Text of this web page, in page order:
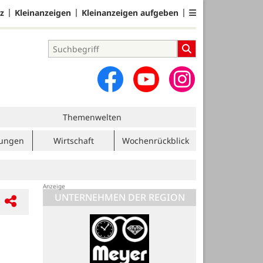
Kleinanzeigen Kleinanzeigen aufgeben
Themenwelten
Wirtschaft Wochenrückblick
UNTERNEHMEN DER REGION
Blome Elektrik GmbH